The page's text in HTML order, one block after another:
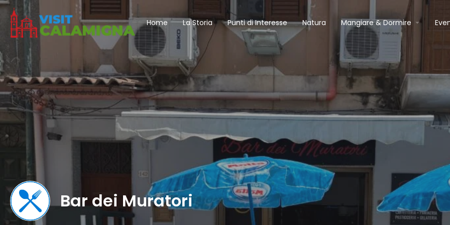
Home La Storia Punti di Interesse Natura Mangiare & Dormire
Bar dei Muratori